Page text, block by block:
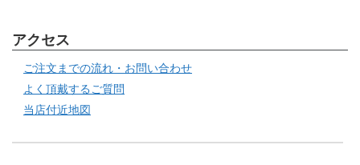
アクセス
ご注文までの流れ・お問い合わせ
よく頂戴するご質問
当店付近地図